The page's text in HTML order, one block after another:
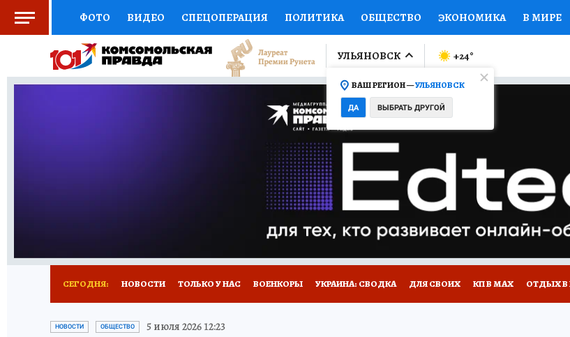
ФОТО ВИДЕО СПЕЦОПЕРАЦИЯ ПОЛИТИКА ОБЩЕСТВО ЭКОНОМИКА В МИРЕ
СОЦПОДДЕРЖКА НАУКА СПОРТ КОЛУМНИСТЫ ПРОИСШЕСТВИЯ
ВЫБОР ЭКСПЕРТОВ ДОКТОР ФИНАНСЫ ОТКРЫВАЕМ МИР Я ЗНАЮ СЕМЬЯ
ПРОГНОЗЫ НА СПОРТ ПРОМОКОДЫ СЕРИАЛЫ
ТЕЛЕВИЗОР КОЛЛЕКЦИИ КОНКУРСЫ
НОВОЕ НА САЙТЕ
УЛЬЯНОВСК
ВАШ РЕГИОН —УЛЬЯНОВСК
ДА ВЫБРАТЬ ДРУГОЙ
+24°
СЕГОДНЯ: НОВОСТИ ТОЛЬКО У НАС ВОЕНКОРЫ УКРАИНА: СВОДКА ДЛЯ СВОИХ КП В МАХ ОТДЫХ В
ЗАПОВЕДНАЯ РОССИЯ
НОВОСТИ ОБЩЕСТВО 5 июля 2026 12:23